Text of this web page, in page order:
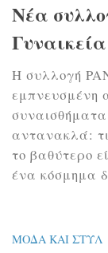
Νέα
Η συλλογή
εμπνευσμένη
αντανακλά:
το βαθύτερο
ένα κόσμημα
ΜΌΔΑ ΚΑΙ ΣΤΥΛ